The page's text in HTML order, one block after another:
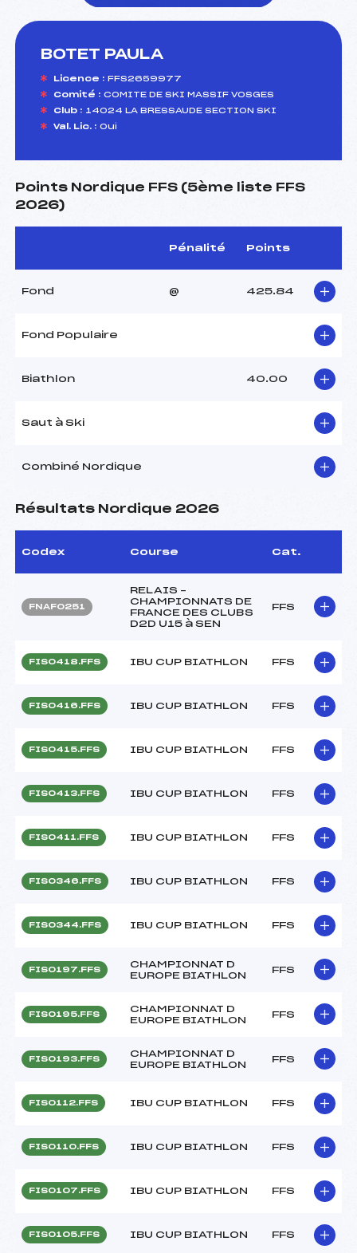
BOTET PAULA
Licence : FFS2659977
Comité : COMITE DE SKI MASSIF VOSGES
Club : 14024 LA BRESSAUDE SECTION SKI
Val. Lic. : Oui
Points Nordique FFS (5ème liste FFS
2026)
Pénalité Points
Fond @ 425.84
Fond Populaire
Biathlon 40.00
Saut à Ski
Combiné Nordique
Résultats Nordique 2026
Codex Course Cat.
FNAF0251
RELAIS –
CHAMPIONNATS DE
FRANCE DES CLUBS
D2D U15 à SEN
FFS
FIS0418.FFS IBU CUP BIATHLON FFS
FIS0416.FFS IBU CUP BIATHLON FFS
FIS0415.FFS IBU CUP BIATHLON FFS
FIS0413.FFS IBU CUP BIATHLON FFS
FIS0411.FFS IBU CUP BIATHLON FFS
FIS0346.FFS IBU CUP BIATHLON FFS
FIS0344.FFS IBU CUP BIATHLON FFS
FIS0197.FFS
CHAMPIONNAT D
EUROPE BIATHLON
FFS
FIS0195.FFS
CHAMPIONNAT D
EUROPE BIATHLON
FFS
FIS0193.FFS
CHAMPIONNAT D
EUROPE BIATHLON
FFS
FIS0112.FFS IBU CUP BIATHLON FFS
FIS0110.FFS IBU CUP BIATHLON FFS
FIS0107.FFS IBU CUP BIATHLON FFS
FIS0105.FFS IBU CUP BIATHLON FFS